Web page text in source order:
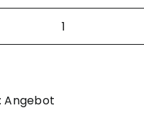
Burgerangebot
Angebot